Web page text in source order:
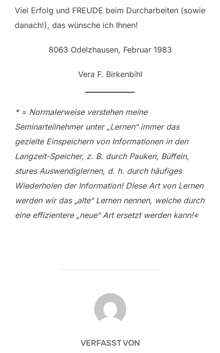
Viel Erfolg und FREUDE beim Durcharbeiten (sowie
danach!), das wünsche ich Ihnen!
8063 Odelzhausen, Februar 1983
Vera F. Birkenbihl
* = Normalerweise verstehen meine
Seminarteilnehmer unter „Lernen“ immer das
gezielte Einspeichern von Informationen in den
Langzeit-Speicher, z. B. durch Pauken, Büffeln,
stures Auswendiglernen, d. h. durch häufiges
Wiederholen der Information! Diese Art von Lernen
werden wir das „alte“ Lernen nennen, welche durch
eine effizientere „neue“ Art ersetzt werden kann!«
BEITRAGSAUTOR
VERFASST VON